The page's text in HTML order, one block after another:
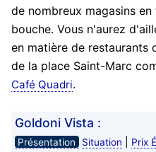
de nombreux magasins
bouche. Vous n'aurez
en matière de restaurants
de la place Saint-Marc
Café Quadri.
Goldoni Vista :
Présentation Situation Prix